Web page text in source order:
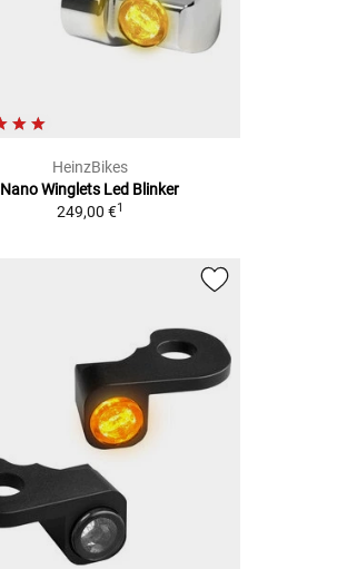
HeinzBikes
Nano Winglets Led Blinker
249,00 €1